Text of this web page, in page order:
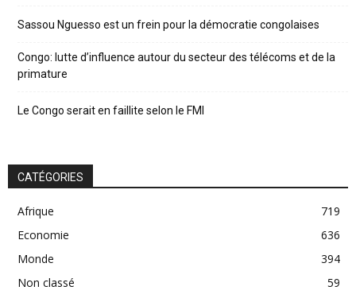
Sassou Nguesso est un frein pour la démocratie congolaises
Congo: lutte d’influence autour du secteur des télécoms et de la
primature
Le Congo serait en faillite selon le FMI
CATÉGORIES
Afrique
719
Economie
636
Monde
394
Non classé
59